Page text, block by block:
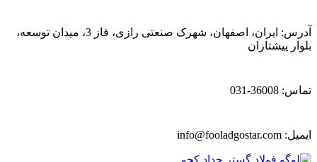
آدرس: ایران، اصفهان، شهرک صنعتی رازی، فاز 3، میدان توسعه،
بلوار پیشتازان
تماس: 36008-031
ایمیل: info@fooladgostar.com